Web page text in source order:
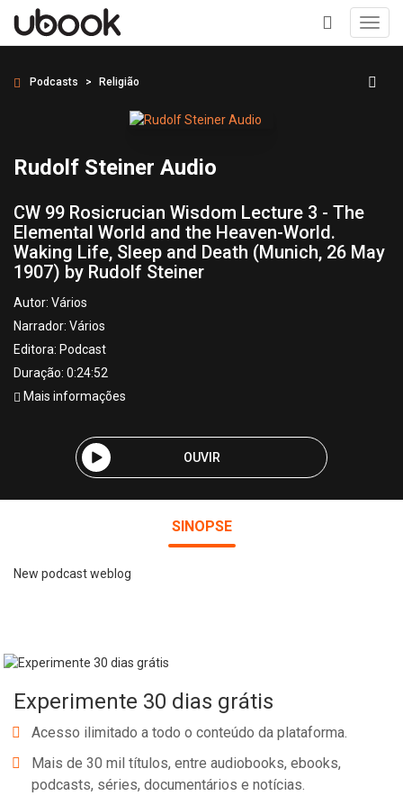
+
Podcasts Religião
Rudolf Steiner Audio
CW 99 Rosicrucian Wisdom Lecture 3 - The
Elemental World and the Heaven-World.
Waking Life, Sleep and Death (Munich, 26 May
1907) by Rudolf Steiner
Autor: Vários
Narrador: Vários
Editora: Podcast
Duração: 0:24:52
Mais informações
OUVIR
SINOPSE
New podcast weblog
Experimente 30 dias grátis
Acesso ilimitado a todo o conteúdo da plataforma.
Mais de 30 mil títulos, entre audiobooks, ebooks,
podcasts, séries, documentários e notícias.